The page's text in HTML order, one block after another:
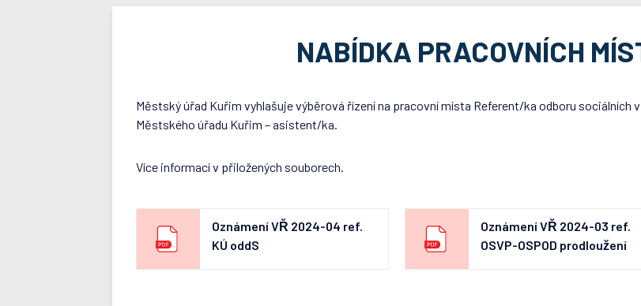
NABÍDKA PRACOVNÍCH
Městský úřad Kuřim vyhlašuje výběrová řízení na pracovní místa Referent/ka odboru sociálních
Městského úřadu Kuřim – asistent/ka.
Více informací v přiložených souborech.
Oznámení VŘ 2024-04 ref.
KÚ oddS
Oznámení VŘ 2024-03 ref.
OSVP-OSPOD prodloužení